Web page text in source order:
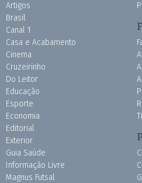
Artigos
Brasil
Canal 1
Casa e Acabamento
Cinema
Cruzeirinho
Do Leitor
Educação
Esporte
Economia
Editorial
Exterior
Guia Saúde
Informação Livre
Magnus Futsal